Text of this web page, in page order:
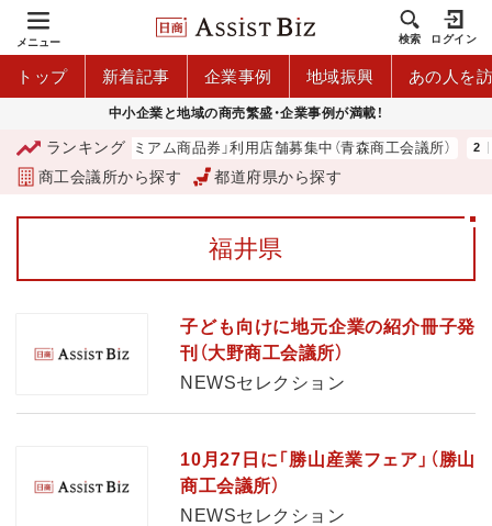
メニュー 検索 ログイン
トップ 新着記事 企業事例 地域振興 あの人を
中小企業と地域の商売繁盛・企業事例が満載！
ランキング
「青森市プレミアム商品券」利用店舗募集中（青森商工会議所）
商工会議所から探す 都道府県から探す
福井県
子ども向けに地元企業の紹介冊子発
刊（大野商工会議所）
NEWSセレクション
10月27日に「勝山産業フェア」（勝山
商工会議所）
NEWSセレクション